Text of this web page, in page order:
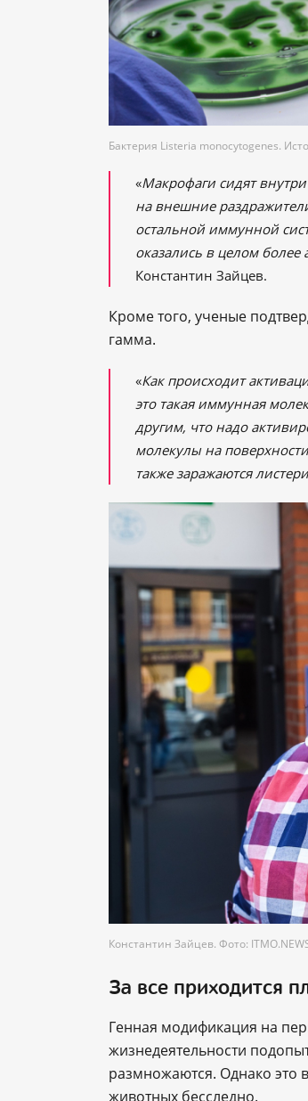
Бактерия Listeria monocytogenes.
«Макрофаги сидят
на внешние
остальной иммунной
оказались в целом
Константин Зайцев.
Кроме того, ученые
гамма.
«Как происходит
это такая иммунная
другим, что надо
молекулы на
также заражаются
Константин Зайцев. Фото:
За все приходится
Генная модификация на
жизнедеятельности
размножаются. Однако это
животных бесследно.